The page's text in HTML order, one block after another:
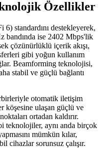
Özellikler
standardını destekleyerek,
bandında ise 2402 Mbps'lik
çözünürlüklü içerik akışı,
gibi yoğun kullanım
Beamforming teknolojisi,
stabil ve güçlü bağlantı
otomatik iletişim
köşesine ulaşan güçlü ve
ortadan kaldırır.
aynı anda birçok
mümkün kılar,
cihazlar sorunsuz çalışır.